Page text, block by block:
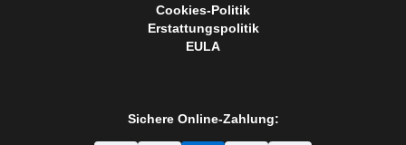
Cookies-Politik
Erstattungspolitik
EULA
Sichere Online-Zahlung: